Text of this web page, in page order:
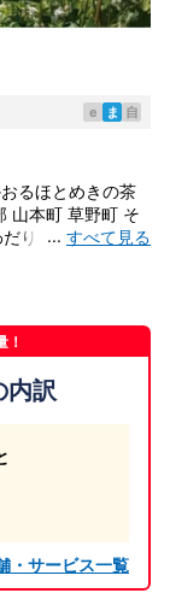
e ま 自
るほとめきの茶
山本町 草野町 そ
り 福岡県産 小麦
... すべて見る
！
内訳
・サービス一覧